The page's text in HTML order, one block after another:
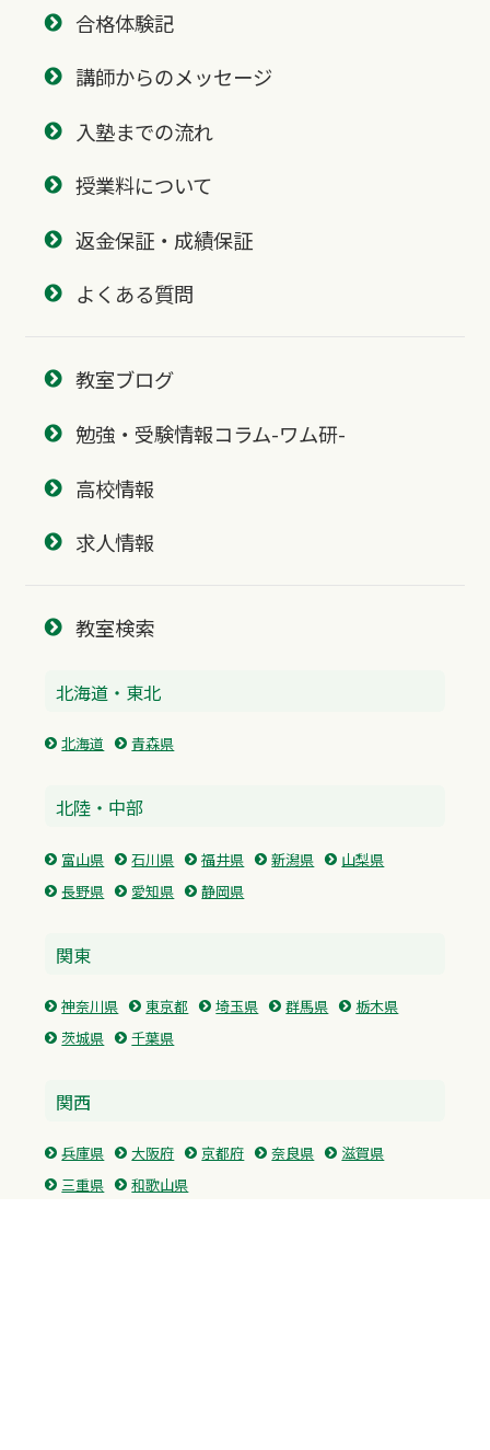
合格体験記
講師からのメッセージ
入塾までの流れ
授業料について
返金保証・成績保証
よくある質問
教室ブログ
勉強・受験情報コラム-ワム研-
高校情報
求人情報
教室検索
北海道・東北
北海道 青森県
北陸・中部
富山県 石川県 福井県 新潟県
山梨県
長野県
愛知県 静岡県
関東
神奈川県 東京都 埼玉県 群馬県
栃木県
茨城県
千葉県
関西
兵庫県 大阪府 京都府 奈良県
滋賀県
三重県
和歌山県